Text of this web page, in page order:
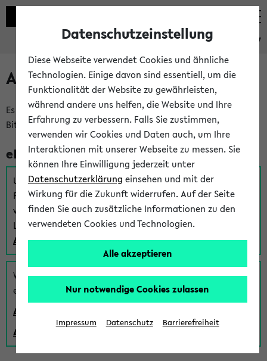
eKVV
Anmeldung am eKVV
Es gibt mehrere Möglichkeiten zur Anmeldung am eKVV.
Bitte wählen Sie die für Sie richtige aus:
eKVV für Studierende
Um sich einen Stundenplan zu erstellen und alle weiteren
Funktionen des eKVVs für Studierende zu nutzen,
verwenden Sie diesen Link zur Anmeldung über Ihr Uni
Login:
Anmeldung zum eKVV der Studierenden
Wenn Sie (noch) kein Uni Login haben, können Sie das
eKVV auch über einen Gastzugang verwenden:
Anmeldung über einen vorhandenen Gastzugang
Anlegen eines neuen Gastzugangs
Datenschutzeinstellung
Diese Webseite verwendet Cookies und ähnliche
Technologien. Einige davon sind essentiell, um die
Funktionalität der Website zu gewährleisten,
während andere uns helfen, die Website und Ihre
Erfahrung zu verbessern. Falls Sie zustimmen,
verwenden wir Cookies und Daten auch, um Ihre
Interaktionen mit unserer Webseite zu messen. Sie
können Ihre Einwilligung jederzeit unter
Datenschutzerklärung einsehen und mit der
Wirkung für die Zukunft widerrufen. Auf der Seite
finden Sie auch zusätzliche Informationen zu den
verwendeten Cookies und Technologien.
Alle akzeptieren
Nur notwendige Cookies zulassen
Impressum Datenschutz Barrierefreiheit